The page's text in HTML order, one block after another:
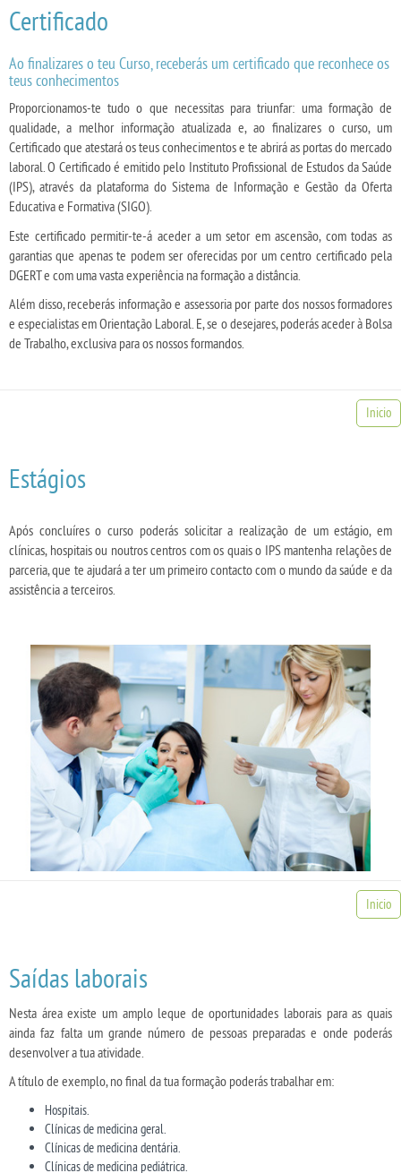
Certificado
Ao finalizares o teu Curso, receberás um certificado que reconhece os
teus conhecimentos
Proporcionamos-te tudo o que necessitas para triunfar: uma formação de
qualidade, a melhor informação atualizada e, ao finalizares o curso, um
Certificado que atestará os teus conhecimentos e te abrirá as portas do mercado
laboral. O Certificado é emitido pelo Instituto Profissional de Estudos da Saúde
(IPS), através da plataforma do Sistema de Informação e Gestão da Oferta
Educativa e Formativa (SIGO).
Este certificado permitir-te-á aceder a um setor em ascensão, com todas as
garantias que apenas te podem ser oferecidas por um centro certificado pela
DGERT e com uma vasta experiência na formação a distância.
Além disso, receberás informação e assessoria por parte dos nossos formadores
e especialistas em Orientação Laboral. E, se o desejares, poderás aceder à Bolsa
de Trabalho, exclusiva para os nossos formandos.
Inicio
Estágios
Após concluíres o curso poderás solicitar a realização de um estágio, em
clínicas, hospitais ou noutros centros com os quais o IPS mantenha relações de
parceria, que te ajudará a ter um primeiro contacto com o mundo da saúde e da
assistência a terceiros.
Inicio
Saídas laborais
Nesta área existe um amplo leque de oportunidades laborais para as quais
ainda faz falta um grande número de pessoas preparadas e onde poderás
desenvolver a tua atividade.
A título de exemplo, no final da tua formação poderás trabalhar em:
Hospitais.
Clínicas de medicina geral.
Clínicas de medicina dentária.
Clínicas de medicina pediátrica.